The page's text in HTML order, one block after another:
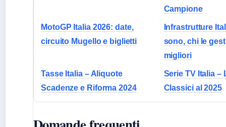
Campione
MotoGP Italia 2026: date,
circuito Mugello e biglietti
Infrastrutture
sono, chi le
migliori
Tasse Italia – Aliquote
Scadenze e Riforma 2024
Serie TV Italia –
Classici al 2025